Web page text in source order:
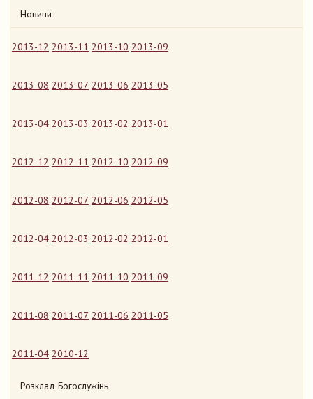
Новини
2013-12 2013-11 2013-10 2013-09
2013-08 2013-07 2013-06 2013-05
2013-04 2013-03 2013-02 2013-01
2012-12 2012-11 2012-10 2012-09
2012-08 2012-07 2012-06 2012-05
2012-04 2012-03 2012-02 2012-01
2011-12 2011-11 2011-10 2011-09
2011-08 2011-07 2011-06 2011-05
2011-04 2010-12
Розклад Богослужінь